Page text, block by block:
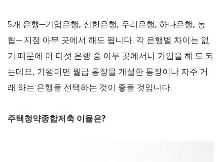
5개 은행─기업은행, 신한은행, 우리은행, 하나은행, 농
협─ 지점 아무 곳에서 해도 됩니다. 각 은행별 차이는 없
기 때문에 이 다섯 은행 중 아무 곳에서나 가입을 해 도 되
는데요, 기왕이면 월급 통장을 개설한 통장이나 자주 거
래 하는 은행을 선택하는 것이 좋을 것입니다.
주택청약종합저축 이율은?